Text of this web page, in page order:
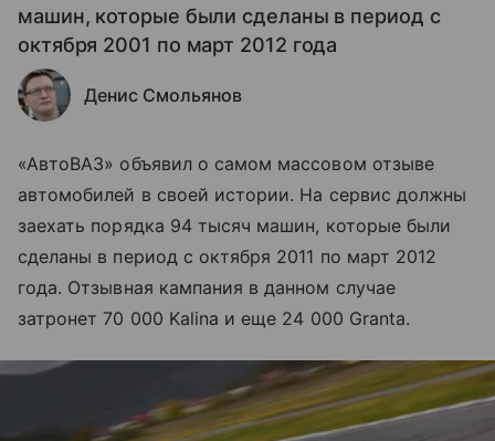
машин, которые были сделаны в период с
октября 2001 по март 2012 года
Денис Смольянов
«АвтоВАЗ» объявил о самом массовом отзыве
автомобилей в своей истории. На сервис должны
заехать порядка 94 тысяч машин, которые были
сделаны в период с октября 2011 по март 2012
года. Отзывная кампания в данном случае
затронет 70 000 Kalina и еще 24 000 Granta.